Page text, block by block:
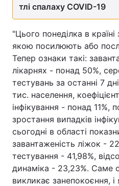
тлі спалаху COVID-19
"Цього понеділка в
якою посилюють або
Тепер ознаки такі:
лікарнях - понад 50%,
тестувань за останні 7
тис. населення,
інфікування - понад 11%,
зростання випадків
сьогодні в області
завантаженість ліжок -
тестування - 41,98%,
динаміка - 23,23%. Саме
викликає занепокоєння,